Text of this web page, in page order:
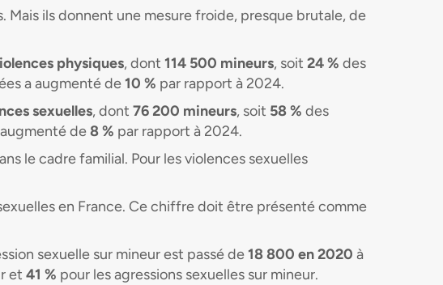
Mais ils donnent une mesure froide, presque brutale, de
physiques, dont 114 500 mineurs, soit 24 % des
a augmenté de10 % par rapport à 2024.
sexuelles, dont 76 200 mineurs, soit 58 % des
de8 % par rapport à 2024.
le cadre familial. Pour les violences sexuelles
en France. Ce chiffre doit être présenté comme
sexuelle sur mineur est passé de18 800 en 2020 à
et 41 % pour les agressions sexuelles sur mineur.